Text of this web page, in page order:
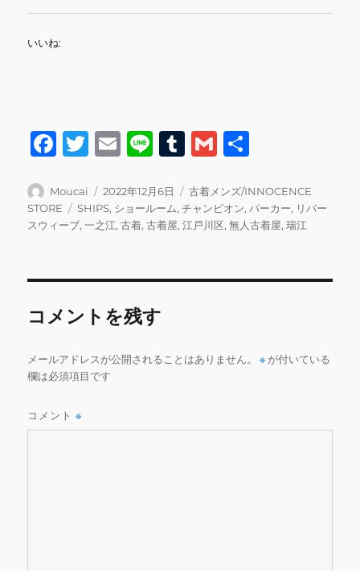
いいね:
F
c
e
o
k
T
it
te
E
ai
l
Li
e
T
m
bl
G
ai
l
投
稿
者
Moucai
投
稿
日:
2022年12月6日
カ
テ
ゴ
古着メンズ/INNOCENCE
STORE
タ
グ
SHIPS, ショールーム,チャンピオン,パーカー, リバー
スウィーブ,一之江,古着,古着屋,江戸川区,無人古着屋,瑞江
コメントを残す
メールアドレスが公開されることはありません。 ※が付いている
欄は必須項目です
コメント※